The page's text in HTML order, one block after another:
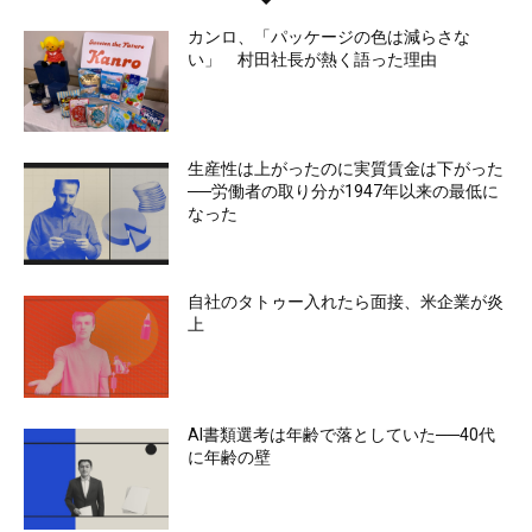
カンロ、「パッケージの色は減らさな
い」 村田社長が熱く語った理由
生産性は上がったのに実質賃金は下がった
──労働者の取り分が1947年以来の最低に
なった
自社のタトゥー入れたら面接、米企業が炎
上
AI書類選考は年齢で落としていた──40代
に年齢の壁